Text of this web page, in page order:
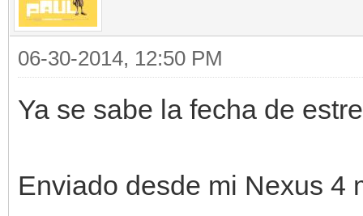
06-30-2014, 12:50 PM
Ya se sabe la fecha de
Enviado desde mi Nexus 4